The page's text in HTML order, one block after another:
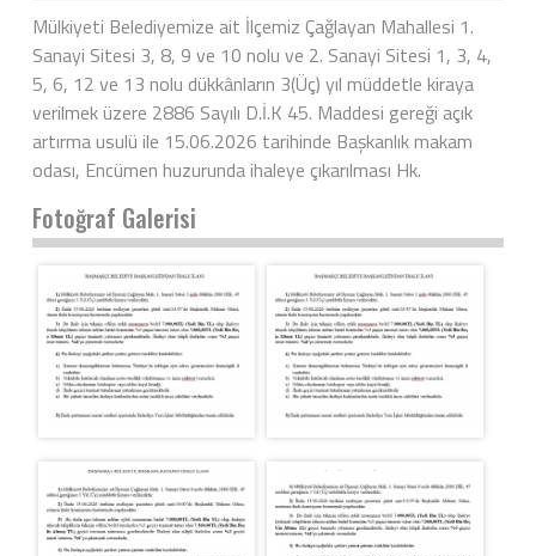
Mülkiyeti Belediyemize ait İlçemiz Çağlayan Mahallesi 1.
Sanayi Sitesi 3, 8, 9 ve 10 nolu ve 2. Sanayi Sitesi 1, 3, 4,
5, 6, 12 ve 13 nolu dükkânların 3(Üç) yıl müddetle kiraya
verilmek üzere 2886 Sayılı D.İ.K 45. Maddesi gereği açık
artırma usulü ile 15.06.2026 tarihinde Başkanlık makam
odası, Encümen huzurunda ihaleye çıkarılması Hk.
Fotoğraf Galerisi